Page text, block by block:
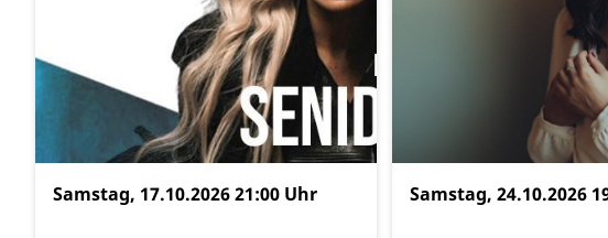
Samstag, 17.10.202621:00 Uhr Samstag, 24.10.2026